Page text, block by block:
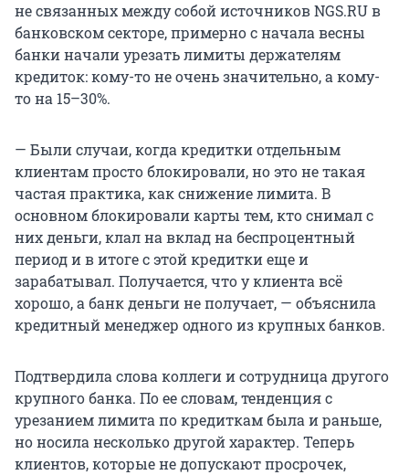
не связанных между собой источников NGS.RU в
банковском секторе, примерно с начала весны
банки начали урезать лимиты держателям
кредиток: кому-то не очень значительно, а кому-
то на 15–30%.
— Были случаи, когда кредитки отдельным
клиентам просто блокировали, но это не такая
частая практика, как снижение лимита. В
основном блокировали карты тем, кто снимал с
них деньги, клал на вклад на беспроцентный
период и в итоге с этой кредитки еще и
зарабатывал. Получается, что у клиента всё
хорошо, а банк деньги не получает, — объяснила
кредитный менеджер одного из крупных банков.
Подтвердила слова коллеги и сотрудница другого
крупного банка. По ее словам, тенденция с
урезанием лимита по кредиткам была и раньше,
но носила несколько другой характер. Теперь
клиентов, которые не допускают просрочек,